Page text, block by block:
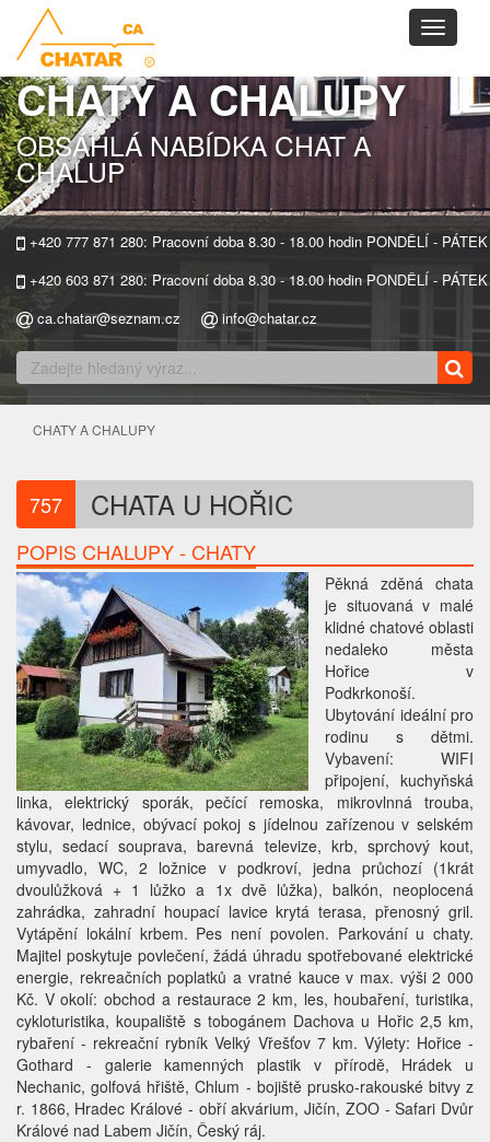
Toggle
CHATY A CHALUPY
OBSÁHLÁ NABÍDKA CHAT A
CHALUP
+420 777 871 280: Pracovní doba 8.30 - 18.00 hodin PONDĚLÍ - PÁTEK
+420 603 871 280: Pracovní doba 8.30 - 18.00 hodin PONDĚLÍ - PÁTEK
ca.chatar@seznam.cz
info@chatar.cz
CHATY A CHALUPY
757 CHATA U HOŘIC
POPIS CHALUPY - CHATY
Pěkná zděná chata
je situovaná v malé
klidné chatové oblasti
nedaleko města
Hořice v
Podkrkonoší.
Ubytování ideální pro
rodinu s dětmi.
Vybavení: WIFI
připojení, kuchyňská
linka, elektrický sporák, pečící remoska, mikrovlnná trouba,
kávovar, lednice, obývací pokoj s jídelnou zařízenou v selském
stylu, sedací souprava, barevná televize, krb, sprchový kout,
umyvadlo, WC, 2 ložnice v podkroví, jedna průchozí (1krát
dvoulůžková + 1 lůžko a 1x dvě lůžka), balkón, neoplocená
zahrádka, zahradní houpací lavice krytá terasa, přenosný gril.
Vytápění lokální krbem. Pes není povolen. Parkování u chaty.
Majitel poskytuje povlečení, žádá úhradu spotřebované elektrické
energie, rekreačních poplatků a vratné kauce v max. výši 2 000
Kč. V okolí: obchod a restaurace 2 km, les, houbaření, turistika,
cykloturistika, koupaliště s tobogánem Dachova u Hořic 2,5 km,
rybaření - rekreační rybník Velký Vřešťov 7 km. Výlety: Hořice -
Gothard - galerie kamenných plastik v přírodě, Hrádek u
Nechanic, golfová hřiště, Chlum - bojiště prusko-rakouské bitvy z
r. 1866, Hradec Králové - obří akvárium, Jičín, ZOO - Safari Dvůr
Králové nad Labem Jičín, Český ráj.